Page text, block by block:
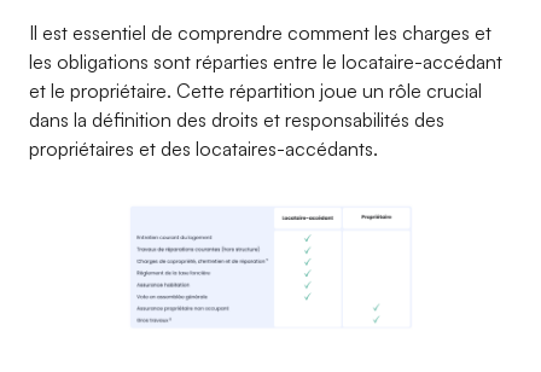
Il est essentiel de comprendre comment les charges et
les obligations sont réparties entre le locataire-accédant
et le propriétaire. Cette répartition joue un rôle crucial
dans la définition des droits et responsabilités des
propriétaires et des locataires-accédants.